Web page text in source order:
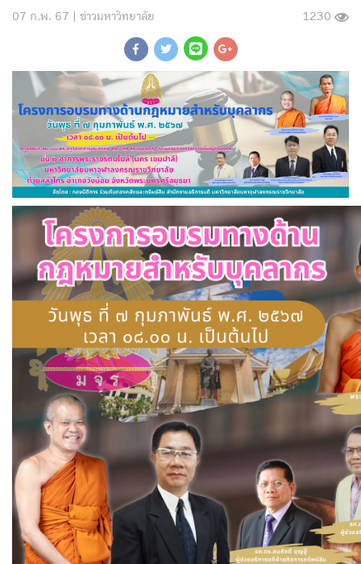
07 ก.พ. 67 | ข่าวมหาวิทยาลัย 1230